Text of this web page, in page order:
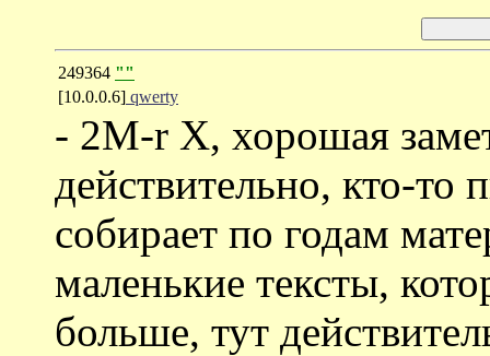
249364 ""
[10.0.0.6] qwerty
- 2M-r X, хорошая
действительно, кто-
собирает по годам
маленькие тексты,
больше, тут